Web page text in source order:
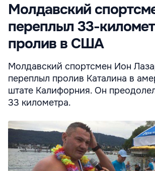
Молдавский
переплыл 33-
пролив в США
Молдавский спортсмен Ион
переплыл пролив Каталина в
штате Калифорния. Он
33 километра.